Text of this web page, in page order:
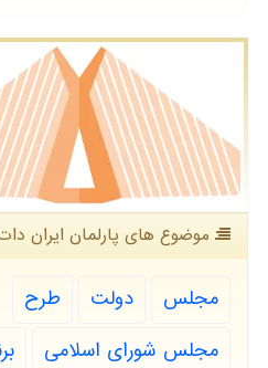
موضوع های پارلمان ایران
مجلس دولت
طرح
مجلس شورای اسلامی